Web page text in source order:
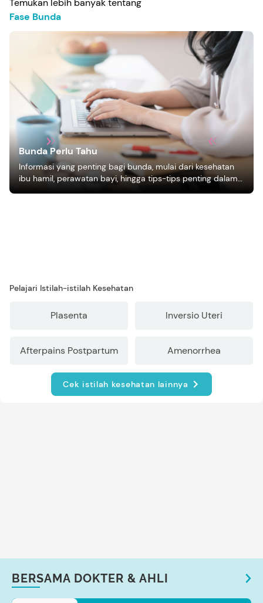
Temukan lebih banyak tentang
Fase Bunda
Bunda Perlu Tahu
Informasi yang penting bagi bunda, mulai dari kesehatan
ibu hamil, perawatan bayi, hingga tips-tips penting dalam
mengasuh anak
Pelajari Istilah-istilah Kesehatan
Plasenta Inversio Uteri
Afterpains Postpartum Amenorrhea
Cek istilah kesehatan lainnya
BERSAMA DOKTER & AHLI